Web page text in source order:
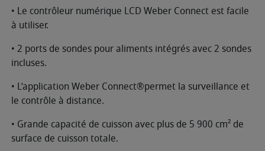
• Le contrôleur numérique LCD Weber Connect est facile
à utiliser.
• 2 ports de sondes pour aliments intégrés avec 2 sondes
incluses.
• L’application Weber Connect®permet la surveillance et
le contrôle à distance.
• Grande capacité de cuisson avec plus de 5 900 cm² de
surface de cuisson totale.